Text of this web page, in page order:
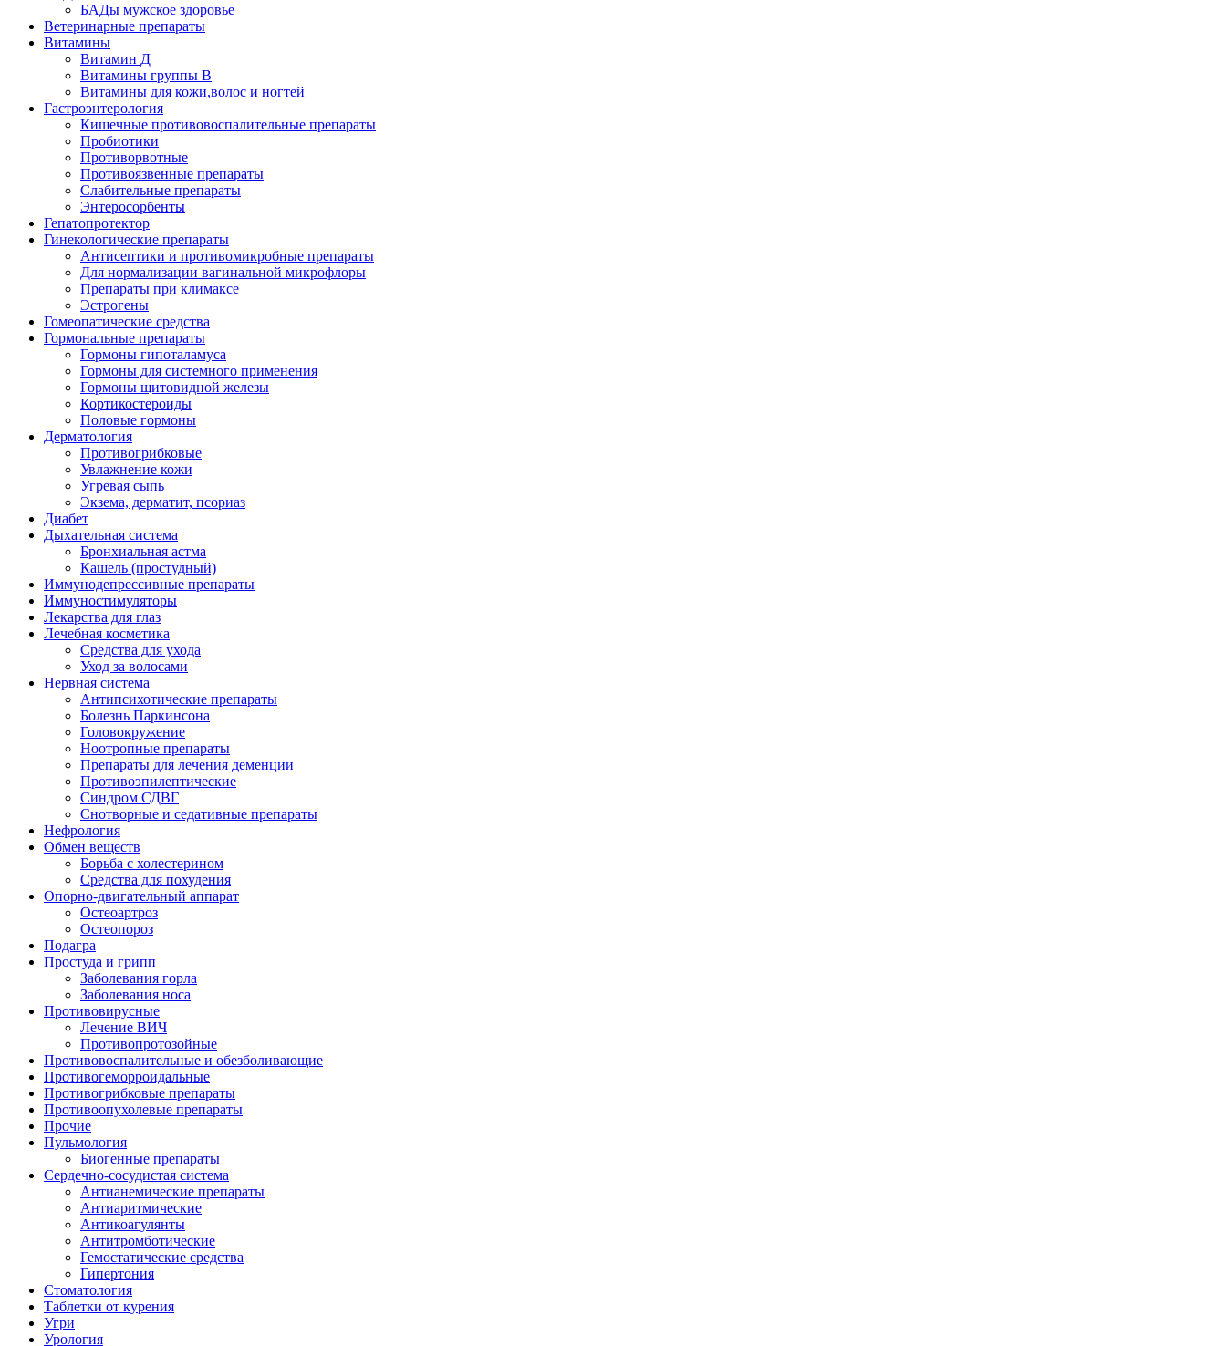
БАДы мужское здоровье
Ветеринарные препараты
Витамины
Витамин Д
Витамины группы В
Витамины для кожи,волос и ногтей
Гастроэнтерология
Кишечные противовоспалительные препараты
Пробиотики
Противорвотные
Противоязвенные препараты
Слабительные препараты
Энтеросорбенты
Гепатопротектор
Гинекологические препараты
Антисептики и противомикробные препараты
Для нормализации вагинальной микрофлоры
Препараты при климаксе
Эстрогены
Гомеопатические средства
Гормональные препараты
Гормоны гипоталамуса
Гормоны для системного применения
Гормоны щитовидной железы
Кортикостероиды
Половые гормоны
Дерматология
Противогрибковые
Увлажнение кожи
Угревая сыпь
Экзема, дерматит, псориаз
Диабет
Дыхательная система
Бронхиальная астма
Кашель (простудный)
Иммунодепрессивные препараты
Иммуностимуляторы
Лекарства для глаз
Лечебная косметика
Средства для ухода
Уход за волосами
Нервная система
Антипсихотические препараты
Болезнь Паркинсона
Головокружение
Ноотропные препараты
Препараты для лечения деменции
Противоэпилептические
Синдром СДВГ
Снотворные и седативные препараты
Нефрология
Обмен веществ
Борьба с холестерином
Средства для похудения
Опорно-двигательный аппарат
Остеоартроз
Остеопороз
Подагра
Простуда и грипп
Заболевания горла
Заболевания носа
Противовирусные
Лечение ВИЧ
Противопротозойные
Противовоспалительные и обезболивающие
Противогеморроидальные
Противогрибковые препараты
Противоопухолевые препараты
Прочие
Пульмология
Биогенные препараты
Сердечно-сосудистая система
Антианемические препараты
Антиаритмические
Антикоагулянты
Антитромботические
Гемостатические средства
Гипертония
Стоматология
Таблетки от курения
Угри
Урология